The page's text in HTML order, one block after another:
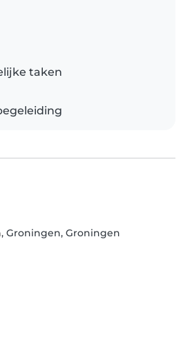
taken
, Groningen, Groningen